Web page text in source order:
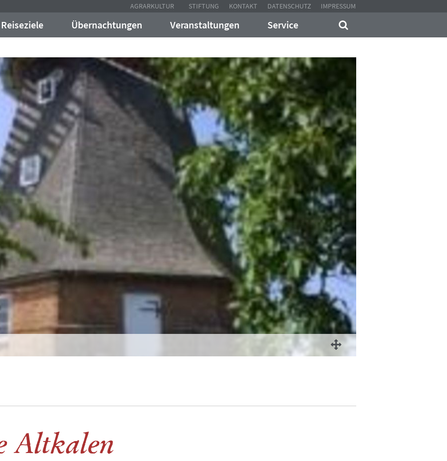
AGRARKULTUR STIFTUNG KONTAKT DATENSCHUTZ IMPRESSUM
Reiseziele Übernachtungen Veranstaltungen Service
Altkalen